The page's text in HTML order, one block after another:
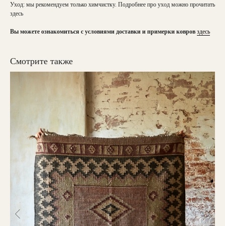
Уход: мы рекомендуем только химчистку. Подробнее про уход можно прочитать
здесь
Вы можете ознакомиться с условиями доставки и примерки ковров здесь
Смотрите также